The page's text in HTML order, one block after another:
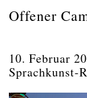
Offener
10. Februar
Sprachkunst-